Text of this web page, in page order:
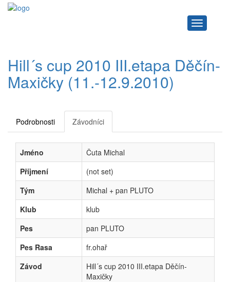
Navigace
Hill´s cup 2010 III.etapa Děčín-
Maxičky (11.-12.9.2010)
Podrobnosti Závodníci
Jméno
Čuta Michal
Příjmení
(not set)
Tým
Michal + pan PLUTO
Klub
klub
Pes
pan PLUTO
Pes Rasa
fr.ohař
Závod
Hill´s cup 2010 III.etapa Děčín-
Maxičky